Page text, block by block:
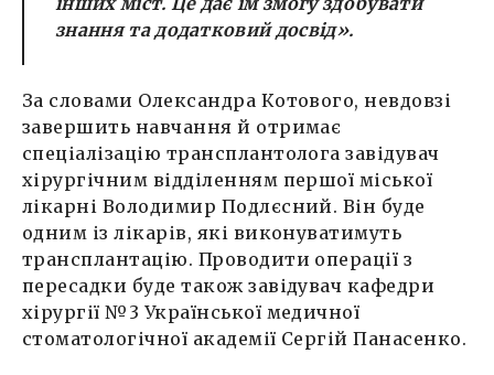
знання та додатковий досвід».
За словами Олександра Котового, невдовзі
завершить навчання й отримає
спеціалізацію трансплантолога завідувач
хірургічним відділенням першої міської
лікарні Володимир Подлєсний. Він буде
одним із лікарів, які виконуватимуть
трансплантацію. Проводити операції з
пересадки буде також завідувач кафедри
хірургії №3 Української медичної
стоматологічної академії Сергій Панасенко.